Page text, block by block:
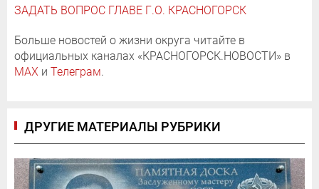
ЗАДАТЬ ВОПРОС ГЛАВЕ Г.О. КРАСНОГОРСК
Больше новостей о жизни округа читайте в
официальных каналах «КРАСНОГОРСК.НОВОСТИ» в
MAX и Телеграм.
ДРУГИЕ МАТЕРИАЛЫ РУБРИКИ